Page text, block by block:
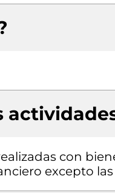
con
excepto